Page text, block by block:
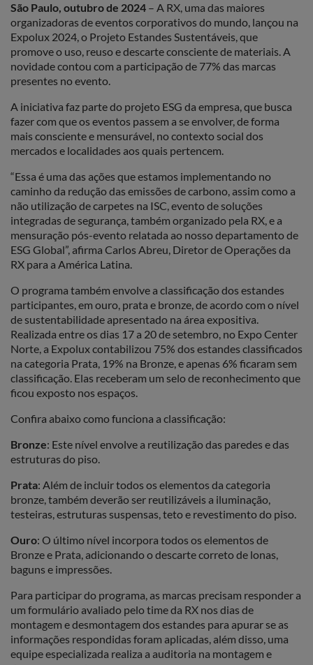
São Paulo, outubro de 2024 – A RX, uma das maiores
organizadoras de eventos corporativos do mundo, lançou na
Expolux 2024, o Projeto Estandes Sustentáveis, que
promove o uso, reuso e descarte consciente de materiais. A
novidade contou com a participação de 77% das marcas
presentes no evento.
A iniciativa faz parte do projeto ESG da empresa, que busca
fazer com que os eventos passem a se envolver, de forma
mais consciente e mensurável, no contexto social dos
mercados e localidades aos quais pertencem.
“Essa é uma das ações que estamos implementando no
caminho da redução das emissões de carbono, assim como a
não utilização de carpetes na ISC, evento de soluções
integradas de segurança, também organizado pela RX, e a
mensuração pós-evento relatada ao nosso departamento de
ESG Global”, afirma Carlos Abreu, Diretor de Operações da
RX para a América Latina.
O programa também envolve a classificação dos estandes
participantes, em ouro, prata e bronze, de acordo com o nível
de sustentabilidade apresentado na área expositiva.
Realizada entre os dias 17 a 20 de setembro, no Expo Center
Norte, a Expolux contabilizou 75% dos estandes classificados
na categoria Prata, 19% na Bronze, e apenas 6% ficaram sem
classificação. Elas receberam um selo de reconhecimento que
ficou exposto nos espaços.
Confira abaixo como funciona a classificação:
Bronze: Este nível envolve a reutilização das paredes e das
estruturas do piso.
Prata: Além de incluir todos os elementos da categoria
bronze, também deverão ser reutilizáveis a iluminação,
testeiras, estruturas suspensas, teto e revestimento do piso.
Ouro: O último nível incorpora todos os elementos de
Bronze e Prata, adicionando o descarte correto de lonas,
baguns e impressões.
Para participar do programa, as marcas precisam responder a
um formulário avaliado pelo time da RX nos dias de
montagem e desmontagem dos estandes para apurar se as
informações respondidas foram aplicadas, além disso, uma
equipe especializada realiza a auditoria na montagem e